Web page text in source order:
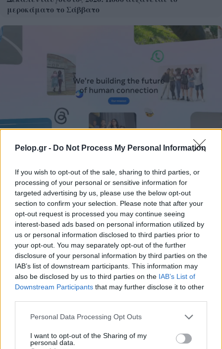
Pelop.gr - Do Not Process My Personal Information
If you wish to opt-out of the sale, sharing to third parties, or
processing of your personal or sensitive information for
targeted advertising by us, please use the below opt-out
section to confirm your selection. Please note that after your
opt-out request is processed you may continue seeing
interest-based ads based on personal information utilized by
us or personal information disclosed to third parties prior to
your opt-out. You may separately opt-out of the further
disclosure of your personal information by third parties on the
IAB’s list of downstream participants. This information may
also be disclosed by us to third parties on the IAB’s List of
Downstream Participants that may further disclose it to other
Please note that this website/app uses one or more Google
not limited to your visit or usage behaviour. You may click to
grant or deny consent to Google and its third-party tags to
Personal Data Processing Opt Outs
I want to opt-out of the Sharing of my
personal data.
μεροκάματο το Σάββατο
Η Meta παραδέχεται παραβίαση από AI μοντέλο της